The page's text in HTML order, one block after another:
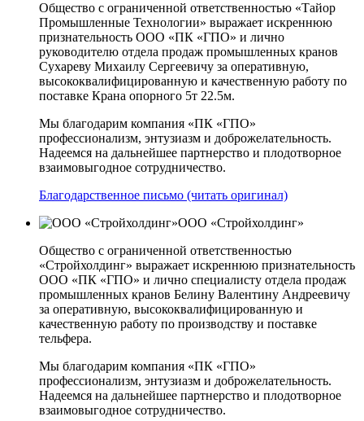
Общество с ограниченной ответственностью «Тайор
Промышленные Технологии» выражает искреннюю
признательность ООО «ПК «ГПО» и лично
руководителю отдела продаж промышленных кранов
Сухареву Михаилу Сергеевичу за оперативную,
высококвалифицированную и качественную работу по
поставке Крана опорного 5т 22.5м.
Мы благодарим компания «ПК «ГПО»
профессионализм, энтузиазм и доброжелательность.
Надеемся на дальнейшее партнерство и плодотворное
взаимовыгодное сотрудничество.
Благодарственное письмо (читать оригинал)
ООО «Стройхолдинг»
Общество с ограниченной ответственностью
«Стройхолдинг» выражает искреннюю признательность
ООО «ПК «ГПО» и лично специалисту отдела продаж
промышленных кранов Белину Валентину Андреевичу
за оперативную, высококвалифицированную и
качественную работу по производству и поставке
тельфера.
Мы благодарим компания «ПК «ГПО»
профессионализм, энтузиазм и доброжелательность.
Надеемся на дальнейшее партнерство и плодотворное
взаимовыгодное сотрудничество.